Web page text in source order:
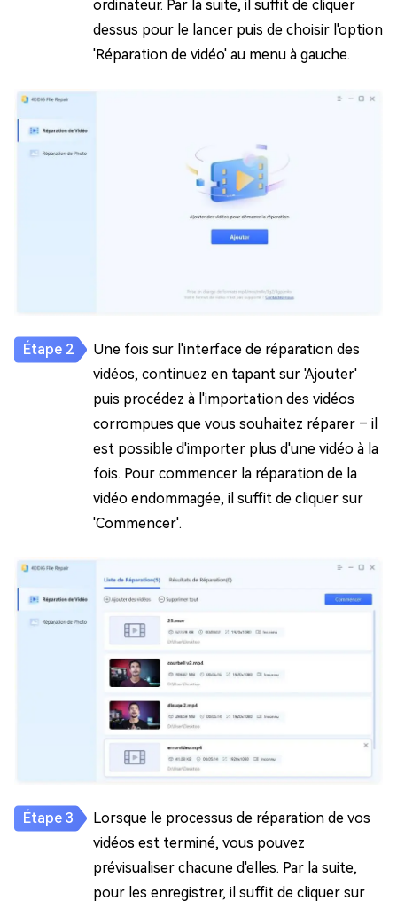
ordinateur. Par la suite, il suffit de cliquer
dessus pour le lancer puis de choisir l'option
'Réparation de vidéo' au menu à gauche.
Une fois sur l'interface de réparation des
vidéos, continuez en tapant sur 'Ajouter'
puis procédez à l'importation des vidéos
corrompues que vous souhaitez réparer – il
est possible d'importer plus d'une vidéo à la
fois. Pour commencer la réparation de la
vidéo endommagée, il suffit de cliquer sur
'Commencer'.
Lorsque le processus de réparation de vos
vidéos est terminé, vous pouvez
prévisualiser chacune d'elles. Par la suite,
pour les enregistrer, il suffit de cliquer sur